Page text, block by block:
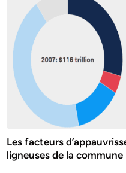
Les facteurs
ligneuses de la commune